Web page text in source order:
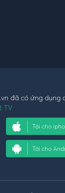
đã có ứng dụng
TV
Tải cho
Tải cho